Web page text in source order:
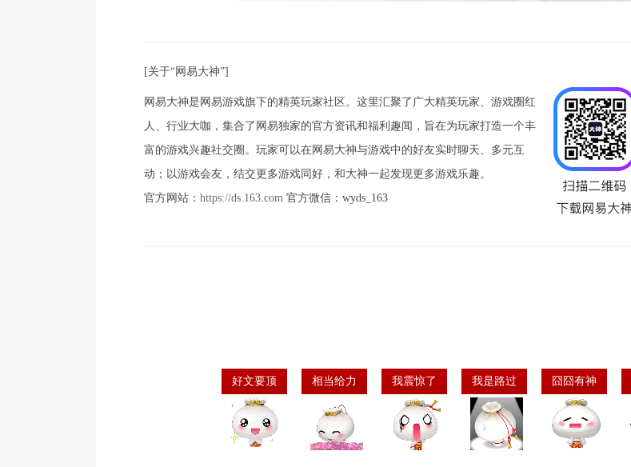
[关于“网易大神”]
网易大神是网易游戏旗下的精英玩家社区。这里汇聚了广大精英玩家、游戏圈红
人、行业大咖，集合了网易独家的官方资讯和福利趣闻，旨在为玩家打造一个丰
富的游戏兴趣社交圈。玩家可以在网易大神与游戏中的好友实时聊天、多元互
动；以游戏会友，结交更多游戏同好，和大神一起发现更多游戏乐趣。
官方网站： https://ds.163.com 官方微信：wyds_163
好文要顶 相当给力 我震惊了 我是路过 囧囧有神